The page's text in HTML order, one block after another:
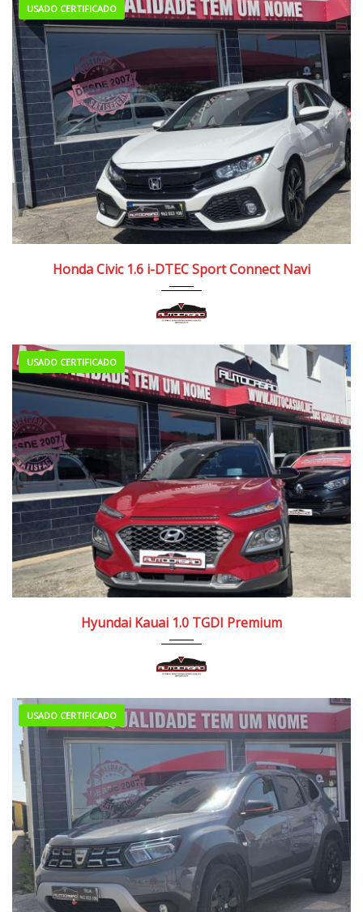
USADO CERTIFICADO
Honda Civic 1.6 i-DTEC Sport Connect Navi
USADO CERTIFICADO
Hyundai Kauai 1.0 TGDI Premium
USADO CERTIFICADO